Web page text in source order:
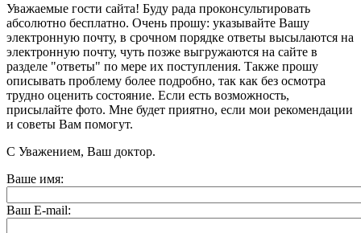
Уважаемые гости сайта! Буду рада проконсультировать
абсолютно бесплатно. Очень прошу: указывайте Вашу
электронную почту, в срочном порядке ответы высылаются на
электронную почту, чуть позже выгружаются на сайте в
разделе "ответы" по мере их поступления. Также прошу
описывать проблему более подробно, так как без осмотра
трудно оценить состояние. Если есть возможность,
присылайте фото. Мне будет приятно, если мои рекомендации
и советы Вам помогут.
С Уважением, Ваш доктор.
Ваше имя:
Ваш E-mail: